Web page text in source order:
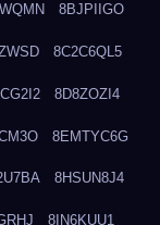
8BJPIIGO
8C2C6QL5
8D8ZOZI4
8EMTYC6G
8HSUN8J4
8IN6KUU1